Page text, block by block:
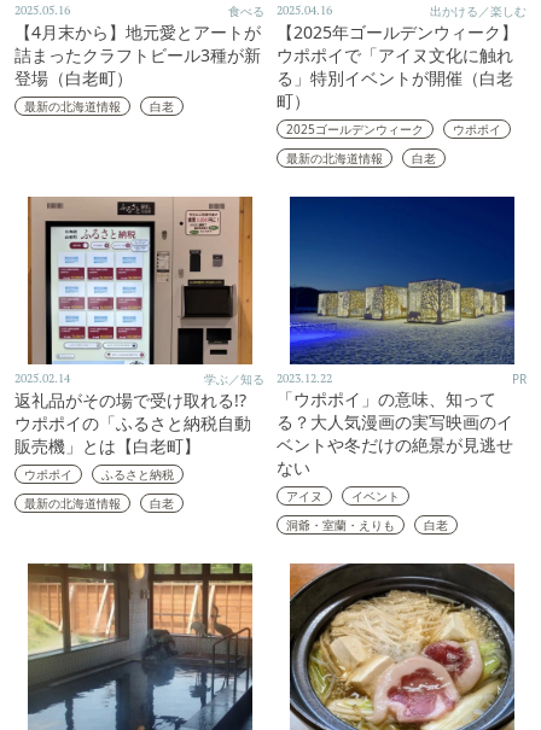
2025.05.16 食べる
【4月末から】地元愛とアートが
詰まったクラフトビール3種が新
登場（白老町）
最新の北海道情報 白老
2025.04.16 出かける／楽しむ
【2025年ゴールデンウィーク】
ウポポイで「アイヌ文化に触れ
る」特別イベントが開催（白老
町）
2025ゴールデンウィーク
ウポポイ
最新の北海道情報
白老
2025.02.14 学ぶ／知る
返礼品がその場で受け取れる!?
ウポポイの「ふるさと納税自動
販売機」とは【白老町】
ウポポイ
ふるさと納税
最新の北海道情報
白老
2023.12.22 PR
「ウポポイ」の意味、知って
る？大人気漫画の実写映画のイ
ベントや冬だけの絶景が見逃せ
ない
アイヌ
イベント
洞爺・室蘭・えりも
白老